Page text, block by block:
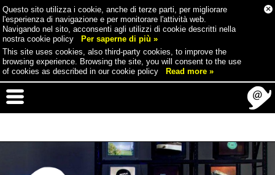
Questo sito utilizza i cookie, anche di terze parti, per migliorare
l'esperienza di navigazione e per monitorare l'attività web.
Navigando nel sito, acconsenti agli utilizzi di cookie descritti nella
nostra cookie policy
Per saperne di più »
This site uses cookies, also third-party cookies, to improve the
browsing experience. Browsing the site, you will consent to the use
of cookies as described in our cookie policy
Read more »
×